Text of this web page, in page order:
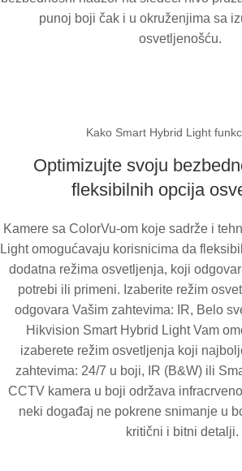
punoj boji čak i u okruženjima sa
osvetljenošću.
Kako Smart Hybrid Light
Optimizujte svoju
fleksibilnih opcija
Kamere sa ColorVu-om koje sadrže i
Light omogućavaju korisnicima da
dodatna režima osvetljenja, koji
potrebi ili primeni. Izaberite režim
odgovara Vašim zahtevima: IR, Belo
Hikvision Smart Hybrid Light Vam
izaberete režim osvetljenja koji
zahtevima: 24/7 u boji, IR (B&W) ili
CCTV kamera u boji održava
neki događaj ne pokrene snimanje u
kritični i bitni detalji.